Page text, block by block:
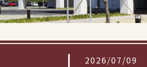
2026/07/09